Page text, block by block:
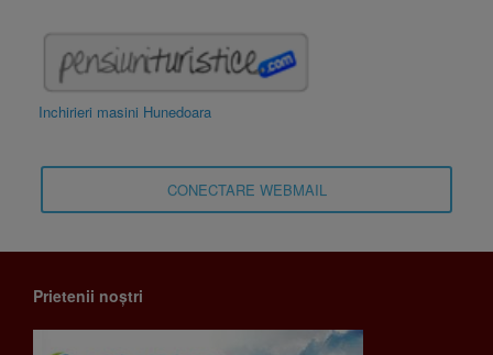
Inchirieri masini Hunedoara
CONECTARE WEBMAIL
Prietenii noștri